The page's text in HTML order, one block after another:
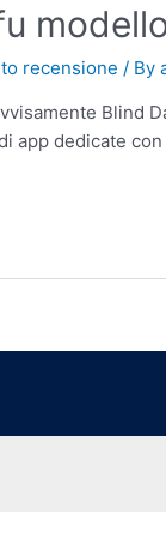
recensione / By
Blind
app dedicate